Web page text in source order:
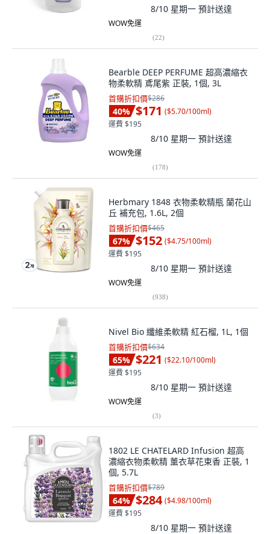
8/10 星期一 預計送達
WOW免運
(22)
Bearble DEEP PERFUME 超高濃縮衣
物柔軟精 鳶尾紫 正裝, 1個, 3L
首購折扣價$286
40% $171 ($5.70/100ml)
運費 $195
8/10 星期一 預計送達
WOW免運
(178)
Herbmary 1848 衣物柔軟精瓶 蘭花山
丘 補充包, 1.6L, 2個
首購折扣價$465
67% $152 ($4.75/100ml)
運費 $195
8/10 星期一 預計送達
WOW免運
(938)
Nivel Bio 纖維柔軟精 紅石榴, 1L, 1個
首購折扣價$634
65% $221 ($22.10/100ml)
運費 $195
8/10 星期一 預計送達
WOW免運
(3)
1802 LE CHATELARD Infusion 超高
濃縮衣物柔軟精 薰衣草花束香 正裝, 1
個, 5.7L
首購折扣價$789
64% $284 ($4.98/100ml)
運費 $195
8/10 星期一 預計送達